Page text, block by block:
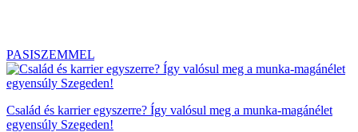
PASISZEMMEL
Család és karrier egyszerre? Így valósul meg a munka-magánélet
egyensúly Szegeden!